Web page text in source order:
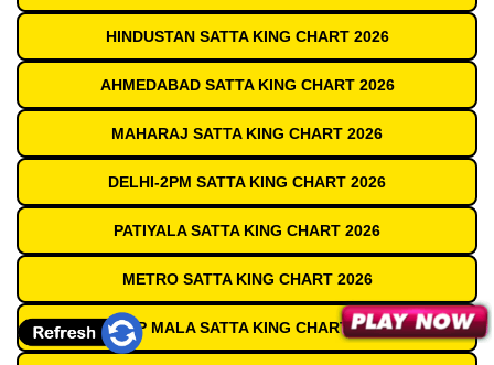
HINDUSTAN SATTA KING CHART 2026
AHMEDABAD SATTA KING CHART 2026
MAHARAJ SATTA KING CHART 2026
DELHI-2PM SATTA KING CHART 2026
PATIYALA SATTA KING CHART 2026
METRO SATTA KING CHART 2026
DEEP MALA SATTA KING CHART 2026